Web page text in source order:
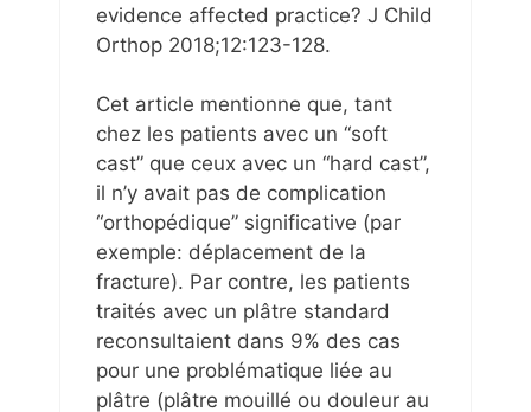
evidence affected practice? J Child
Orthop 2018;12:123-128.
Cet article mentionne que, tant
chez les patients avec un “soft
cast” que ceux avec un “hard cast”,
il n’y avait pas de complication
“orthopédique” significative (par
exemple: déplacement de la
fracture). Par contre, les patients
traités avec un plâtre standard
reconsultaient dans 9% des cas
pour une problématique liée au
plâtre (plâtre mouillé ou douleur au